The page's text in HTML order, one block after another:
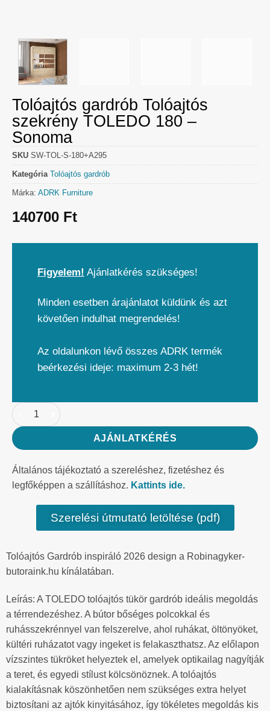
Tolóajtós gardrób Tolóajtós
szekrény TOLEDO 180 –
Sonoma
SKU SW-TOL-S-180+A295
Kategória Tolóajtós gardrób
Márka: ADRK Furniture
140700 Ft
Figyelem! Ajánlatkérés szükséges!
Minden esetben árajánlatot küldünk és azt
követően indulhat megrendelés!
Az oldalunkon lévő összes ADRK termék
beérkezési ideje: maximum 2-3 hét!
AJÁNLATKÉRÉS
Általános tájékoztató a szereléshez, fizetéshez és
legfőképpen a szállításhoz. Kattints ide.
Szerelési útmutató letöltése (pdf)
Tolóajtós Gardrób inspiráló 2026 design a Robinagyker-
butoraink.hu kínálatában.
Leírás: A TOLEDO tolóajtós tükör gardrób ideális megoldás
a térrendezéshez. A bútor bőséges polcokkal és
ruhásszekrénnyel van felszerelve, ahol ruhákat, öltönyöket,
kültéri ruházatot vagy ingeket is felakaszthatsz. Az előlapon
vízszintes tükröket helyeztek el, amelyek optikailag nagyítják
a teret, és egyedi stílust kölcsönöznek. A tolóajtós
kialakításnak köszönhetően nem szükséges extra helyet
biztosítani az ajtók kinyitásához, így tökéletes megoldás kis